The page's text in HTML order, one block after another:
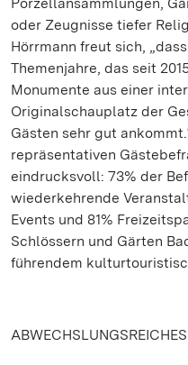
oder Zeugnisse tiefer
Hörrmann freut sich,
Themenjahre, das seit
Monumente aus einer
Originalschauplatz der
Gästen sehr gut
repräsentativen
eindrucksvoll: 73% der
wiederkehrende
Events und 81%
Schlössern und Gärten
führendem